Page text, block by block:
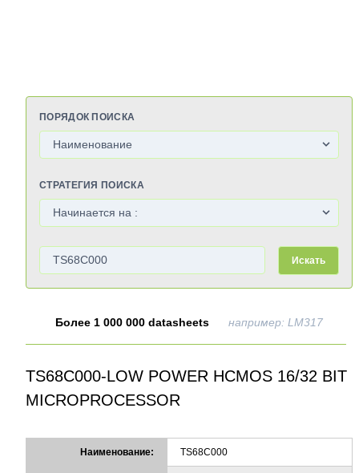
ПОРЯДОК ПОИСКА
СТРАТЕГИЯ ПОИСКА
Искать
Более 1 000 000 datasheets например: LM317
TS68C000-LOW POWER HCMOS 16/32 BIT
MICROPROCESSOR
Наименование: TS68C000